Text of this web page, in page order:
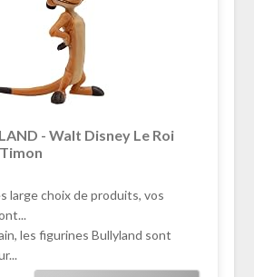
- Walt Disney Le Roi
large choix de produits, vos
les figurines Bullyland sont